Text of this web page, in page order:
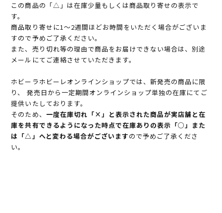
この商品の「△」は在庫少量もしくは商品取り寄せの表示で
す。
商品取り寄せに1～2週間ほどお時間をいただく場合がございま
すので予めご了承ください。
また、売り切れ等の理由で商品をお届けできない場合は、別途
メールにてご連絡させていただきます。
ホビーラホビーレオンラインショップでは、新発売の商品に限
り、 発売日から一定期間オンラインショップ単独の在庫にてご
提供いたしております。
そのため、 一度在庫切れ「×」と表示された商品が実店舗と在
庫を共有できるようになった時点で在庫ありの表示「○」また
は「△」へと変わる場合がございますので予めご了承くださ
い。